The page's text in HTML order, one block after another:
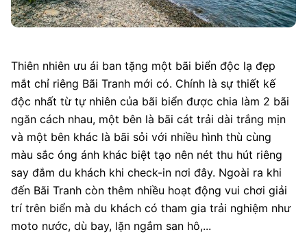
Thiên nhiên ưu ái ban tặng một bãi biển độc lạ đẹp
mắt chỉ riêng Bãi Tranh mới có. Chính là sự thiết kế
độc nhất từ tự nhiên của bãi biển được chia làm 2 bãi
ngăn cách nhau, một bên là bãi cát trải dài trắng mịn
và một bên khác là bãi sỏi với nhiều hình thù cùng
màu sắc óng ánh khác biệt tạo nên nét thu hút riêng
say đắm du khách khi check-in nơi đây. Ngoài ra khi
đến Bãi Tranh còn thêm nhiều hoạt động vui chơi giải
trí trên biển mà du khách có tham gia trải nghiệm như
moto nước, dù bay, lặn ngắm san hô,...